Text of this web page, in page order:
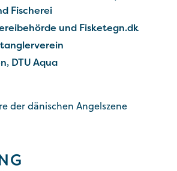
Fischerei
und Fisketegn.dk
DTU Aqua
der dänischen Angelszene